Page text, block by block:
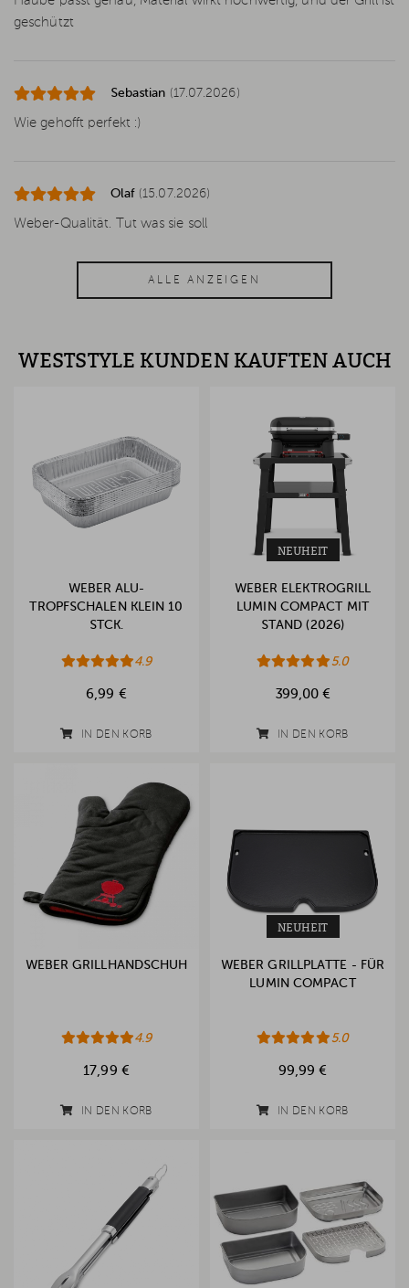
geschützt
Sebastian (17.07.2026)
Wie gehofft perfekt :)
Olaf (15.07.2026)
Weber-Qualität. Tut was sie soll
ALLE ANZEIGEN
WESTSTYLE KUNDEN KAUFTEN AUCH
WEBER ALU-
TROPFSCHALEN KLEIN 10
STCK.
4.9
6,99 €
IN DEN KORB
NEUHEIT
WEBER ELEKTROGRILL
LUMIN COMPACT MIT
STAND (2026)
5.0
399,00 €
IN DEN KORB
WEBER GRILLHANDSCHUH
4.9
17,99 €
IN DEN KORB
NEUHEIT
WEBER GRILLPLATTE - FÜR
LUMIN COMPACT
5.0
99,99 €
IN DEN KORB